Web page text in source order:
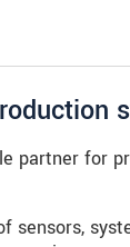
partner for
sensors,